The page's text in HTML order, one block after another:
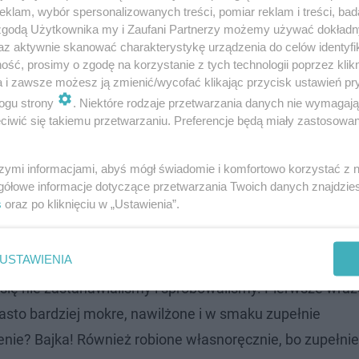
Jego cena powala!
sami. Co warte podkreślenia, rok temu byliśmy w
mniej. Ah, inflacja!
rozmiarów. Idealnie mieści się w dłoni. Wyglądał
nie zastanawialiśmy i spróbowaliśmy. Pierwsze
bardziej mokre, nawilżone i w smaku zupełnie
Bajka! Również robione własnoręcznie, bo
wybór spersonalizowanych treści, pomiar reklam i treści,
Użytkownika my i Zaufani Partnerzy możemy używać
aktywnie skanować charakterystykę urządzenia do celów
prosimy o zgodę na korzystanie z tych technologii poprzez
i zawsze możesz ją zmienić/wycofać klikając przycisk ustawień
strony
. Niektóre rodzaje przetwarzania danych nie
się takiemu przetwarzaniu. Preferencje będą miały
informacjami, abyś mógł świadomie i komfortowo korzystać z
informacje dotyczące przetwarzania Twoich danych
oraz po kliknięciu w „Ustawienia”.
USTAWIENIA